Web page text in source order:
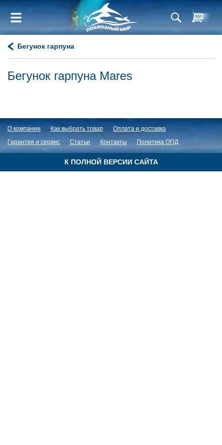
Бегунок гарпуна
Бегунок гарпуна Mares
О компании Как выбрать товар
Оплата и доставка
Гарантия и сервис
Статьи Контакты Политика ОПД
К ПОЛНОЙ ВЕРСИИ САЙТА